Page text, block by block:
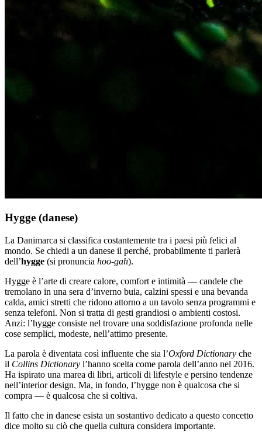
Hygge (danese)
La Danimarca si classifica costantemente tra i paesi più felici al
mondo. Se chiedi a un danese il perché, probabilmente ti parlerà
dell’hygge (si pronuncia hoo-gah).
Hygge è l’arte di creare calore, comfort e intimità — candele che
tremolano in una sera d’inverno buia, calzini spessi e una bevanda
calda, amici stretti che ridono attorno a un tavolo senza programmi e
senza telefoni. Non si tratta di gesti grandiosi o ambienti costosi.
Anzi: l’hygge consiste nel trovare una soddisfazione profonda nelle
cose semplici, modeste, nell’attimo presente.
La parola è diventata così influente che sia l’Oxford Dictionary che
il Collins Dictionary l’hanno scelta come parola dell’anno nel 2016.
Ha ispirato una marea di libri, articoli di lifestyle e persino tendenze
nell’interior design. Ma, in fondo, l’hygge non è qualcosa che si
compra — è qualcosa che si coltiva.
Il fatto che in danese esista un sostantivo dedicato a questo concetto
dice molto su ciò che quella cultura considera importante.